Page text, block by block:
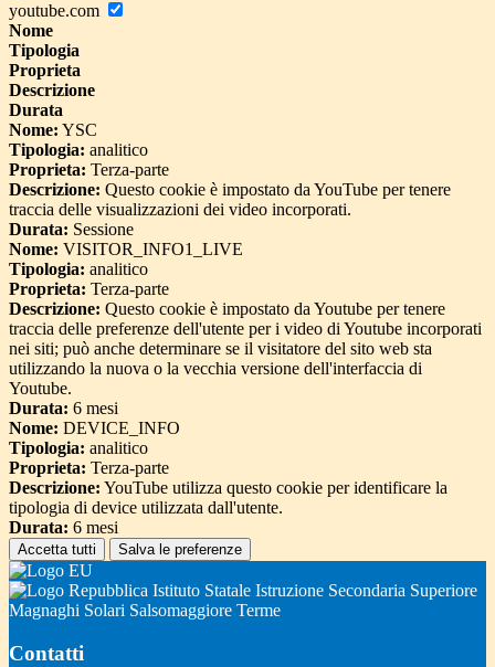
youtube.com
Nome
Tipologia
Proprieta
Descrizione
Durata
Nome: YSC
Tipologia: analitico
Proprieta: Terza-parte
Descrizione: Questo cookie è impostato da YouTube per tenere
traccia delle visualizzazioni dei video incorporati.
Durata: Sessione
Nome: VISITOR_INFO1_LIVE
Tipologia: analitico
Proprieta: Terza-parte
Descrizione: Questo cookie è impostato da Youtube per tenere
traccia delle preferenze dell'utente per i video di Youtube incorporati
nei siti; può anche determinare se il visitatore del sito web sta
utilizzando la nuova o la vecchia versione dell'interfaccia di
Youtube.
Durata: 6 mesi
Nome: DEVICE_INFO
Tipologia: analitico
Proprieta: Terza-parte
Descrizione: YouTube utilizza questo cookie per identificare la
tipologia di device utilizzata dall'utente.
Durata: 6 mesi
Accetta tutti Salva le preferenze
Istituto Statale Istruzione Secondaria Superiore
Magnaghi Solari Salsomaggiore Terme
Contatti